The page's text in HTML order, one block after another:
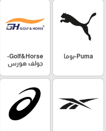
Puma-بوما
Golf&Horse-
جولف هورس